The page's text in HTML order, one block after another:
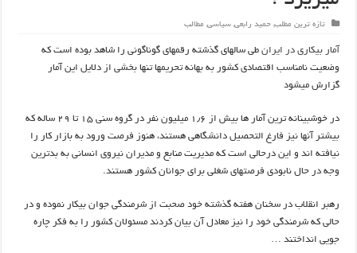
تازه ترین مطلب,حمید رابعی,سیاسی, مطالب
آمار بیکاری در ایران طی سالهای گذشته رقمهای گوناگونی را شاهد بوده است که
وضعیت نامناسب اقتصادی کشور به بهانه تحریمها تنها بخشی از دلایل این آمار
گزارش میشود
در خوشبینانه ترین آمار ها بیش از ۱٫۶ میلیون نفر در گروه سنی ۱۵ تا ۲۹ ساله که
بیشتر آنها نیز فارغ التحصیل دانشگاهی هستند، هنوز فرصت ورود به بازار کار را
نیافته اند و این درحالی است که مدیریت منابع و مدیران نیروی انسانی به بدترین
وجه در حال نابودی فرصتهای شغلی برای جوانان کشور هستند.
رهبر انقلاب در سخنان هفته گذشته خود صحبت از شرمندگی جوان بیکار نموده و در
حالی که شرمندگی خود را نیز معادل آن بیان کردند مسئولان کشور را به فکر چاره
جویی انداختند …